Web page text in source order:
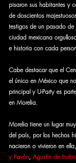
pisaron sus habitantes y
de doscientos
testigos de un pasado de
ciudad mexicana
e historia con cada
Cabe destacar que el
el único en México que
principal y U-Party es
en Morelia.
Morelia tiene un lugar
del país, por los hechos
nacieron o vivieron en
y Pavón, Agustín de